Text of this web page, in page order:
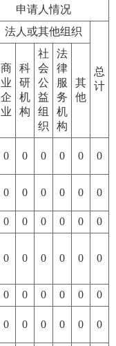
申请人情况
法人或其他组织
总
计
商
业
企
业
科
研
机
构
社
会
公
益
组
织
法
律
服
务
机
构
其
他
0 0 0 0 0 0
0 0 0 0 0 0
0 0 0 0 0
0
0 0 0 0 0 0
0 0 0 0 0
0
0 0 0 0 0 0